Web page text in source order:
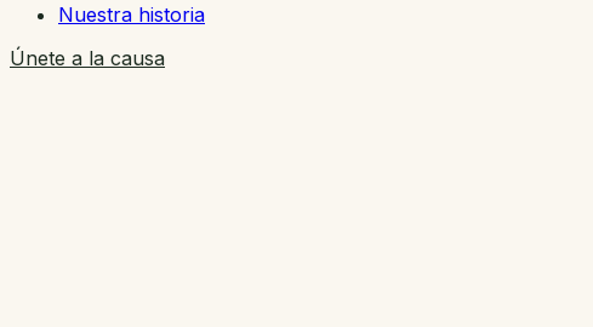
Nuestra historia
Únete a la causa